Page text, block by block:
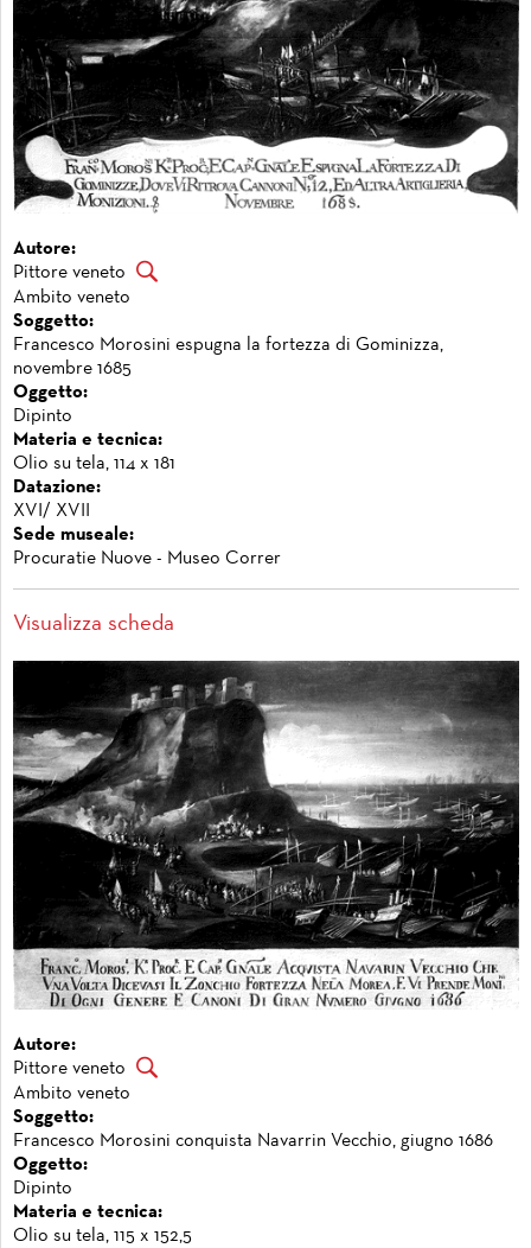
Autore:
Pittore veneto
Ambito veneto
Soggetto:
Francesco Morosini espugna la fortezza di Gominizza,
novembre 1685
Oggetto:
Dipinto
Materia e tecnica:
Olio su tela, 114 x 181
Datazione:
XVI/ XVII
Sede museale:
Procuratie Nuove - Museo Correr
Visualizza scheda
Autore:
Pittore veneto
Ambito veneto
Soggetto:
Francesco Morosini conquista Navarrin Vecchio, giugno 1686
Oggetto:
Dipinto
Materia e tecnica:
Olio su tela, 115 x 152,5